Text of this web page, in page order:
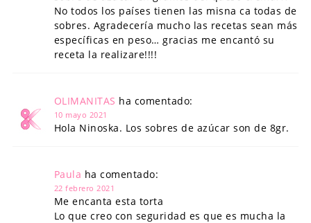
No todos los países tienen las misna ca todas de
sobres. Agradecería mucho las recetas sean más
específicas en peso… gracias me encantó su
receta la realizare!!!!
OLIMANITAS ha comentado:
10 mayo 2021
Hola Ninoska. Los sobres de azúcar son de 8gr.
Paula ha comentado:
22 febrero 2021
Me encanta esta torta
Lo que creo con seguridad es que es mucha la